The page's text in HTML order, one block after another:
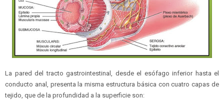
La pared del tracto gastrointestinal, desde el esófago inferior hasta el
conducto anal, presenta la misma estructura básica con cuatro capas de
tejido, que de la profundidad a la superficie son: